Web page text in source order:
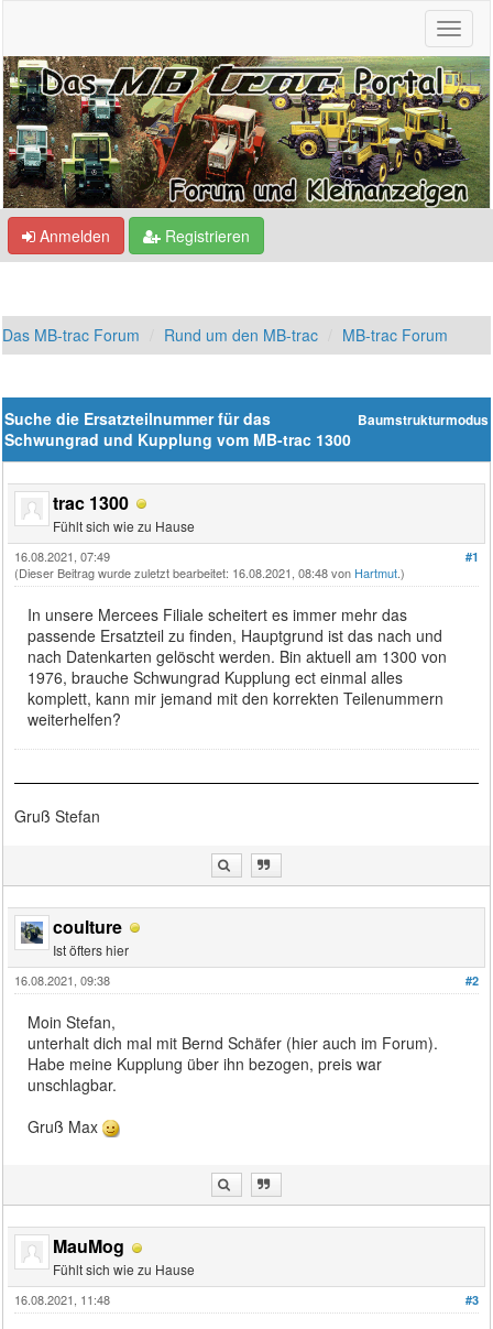
Anmelden Registrieren
Das MB-trac Forum Rund um den MB-trac MB-trac Forum
Baumstrukturmodus
Suche die Ersatzteilnummer für das
Schwungrad und Kupplung vom MB-trac 1300
trac 1300
Fühlt sich wie zu Hause
#1
16.08.2021, 07:49
(Dieser Beitrag wurde zuletzt bearbeitet: 16.08.2021, 08:48 von Hartmut.)
In unsere Mercees Filiale scheitert es immer mehr das
passende Ersatzteil zu finden, Hauptgrund ist das nach und
nach Datenkarten gelöscht werden. Bin aktuell am 1300 von
1976, brauche Schwungrad Kupplung ect einmal alles
komplett, kann mir jemand mit den korrekten Teilenummern
weiterhelfen?
Gruß Stefan
coulture
Ist öfters hier
#2
16.08.2021, 09:38
Moin Stefan,
unterhalt dich mal mit Bernd Schäfer (hier auch im Forum).
Habe meine Kupplung über ihn bezogen, preis war
unschlagbar.
Gruß Max
MauMog
Fühlt sich wie zu Hause
#3
16.08.2021, 11:48